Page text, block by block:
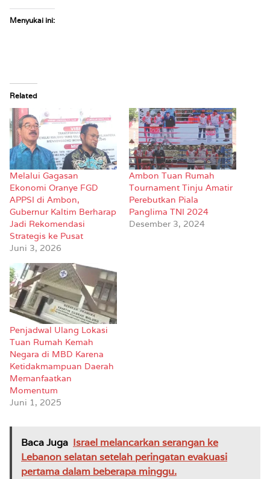
Menyukai ini:
Related
Melalui Gagasan
Ekonomi Oranye FGD
APPSI di Ambon,
Gubernur Kaltim Berharap
Jadi Rekomendasi
Strategis ke Pusat
Juni 3, 2026
Ambon Tuan Rumah
Tournament Tinju Amatir
Perebutkan Piala
Panglima TNI 2024
Desember 3, 2024
Penjadwal Ulang Lokasi
Tuan Rumah Kemah
Negara di MBD Karena
Ketidakmampuan Daerah
Memanfaatkan
Momentum
Juni 1, 2025
Baca Juga Israel melancarkan serangan ke
Lebanon selatan setelah peringatan evakuasi
pertama dalam beberapa minggu.